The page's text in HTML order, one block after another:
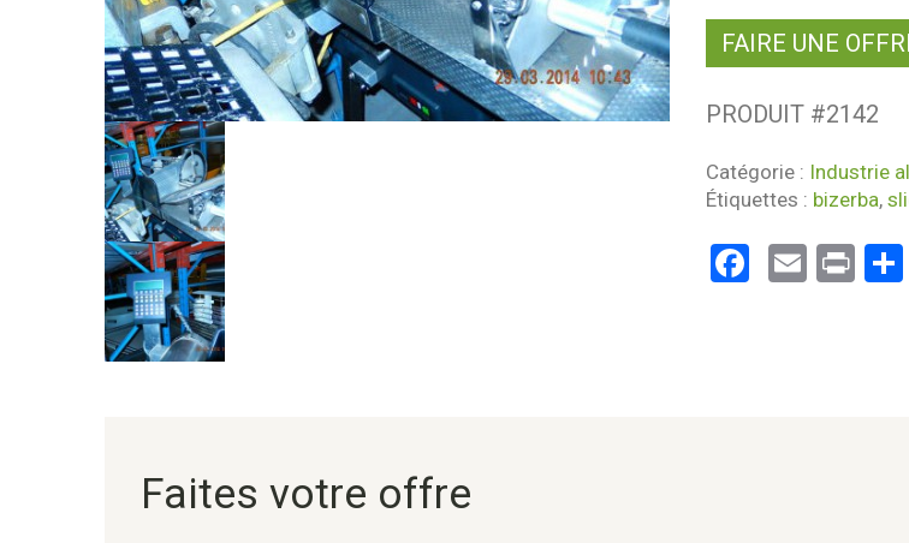
FAIRE UNE
PRODUIT #2142
Catégorie : Industrie
Étiquettes : bizerba,
Facebook
Email
Faites votre offre